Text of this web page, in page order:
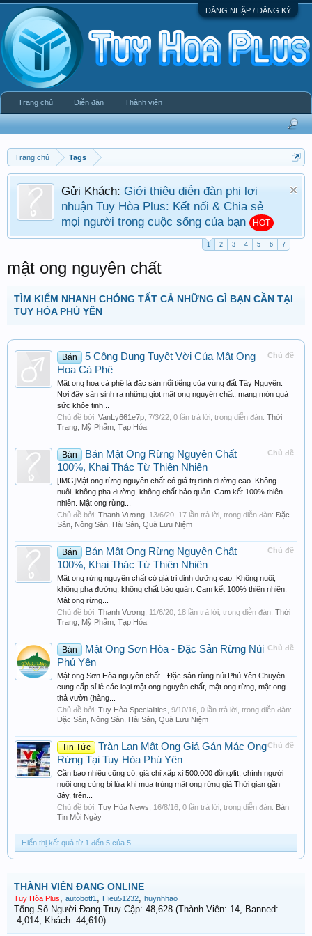
ĐĂNG NHẬP / ĐĂNG KÝ
Trang chủ Tags
Gửi Khách: Giới thiệu diễn đàn phi lợi
nhuận Tuy Hòa Plus: Kết nối & Chia sẻ
mọi người trong cuộc sống của bạn
HOT
1 2 3 4 5 6 7
mật ong nguyên chất
TÌM KIẾM NHANH CHÓNG TẤT CẢ NHỮNG GÌ BẠN CẦN TẠI
TUY HÒA PHÚ YÊN
Chủ đề
Bán
5 Công Dụng Tuyệt Vời Của Mật Ong
Hoa Cà Phê
Mật ong hoa cà phê là đặc sản nổi tiếng của vùng đất Tây Nguyên.
Nơi đây sản sinh ra những giọt mật ong nguyên chất, mang món quà
sức khỏe tinh...
Chủ đề bởi: VanLy661e7p 7/3/22 , 0 lần trả lời, trong diễn đàn: Thời
Trang, Mỹ Phẩm, Tạp Hóa
Chủ đề
Bán
Bán Mật Ong Rừng Nguyên Chất
100%, Khai Thác Từ Thiên Nhiên
[IMG]Mật ong rừng nguyên chất có giá trị dinh dưỡng cao. Không
nuôi, không pha đường, không chất bảo quản. Cam kết 100% thiên
nhiên. Mật ong rừng...
Chủ đề bởi: Thanh Vương 13/6/20 , 17 lần trả lời, trong diễn đàn: Đặc
Sản, Nông Sản, Hải Sản, Quà Lưu Niệm
Chủ đề
Bán
Bán Mật Ong Rừng Nguyên Chất
100%, Khai Thác Từ Thiên Nhiên
Mật ong rừng nguyên chất có giá trị dinh dưỡng cao. Không nuôi,
không pha đường, không chất bảo quản. Cam kết 100% thiên nhiên.
Mật ong rừng...
Chủ đề bởi: Thanh Vương 11/6/20 , 18 lần trả lời, trong diễn đàn: Thời
Trang, Mỹ Phẩm, Tạp Hóa
Chủ đề
Bán
Mật Ong Sơn Hòa - Đặc Sản Rừng Núi
Phú Yên
Mật ong Sơn Hòa nguyên chất - Đặc sản rừng núi Phú Yên Chuyên
cung cấp sỉ lẻ các loại mật ong nguyên chất, mật ong rừng, mật ong
thả vườn (hàng...
Chủ đề bởi: Tuy Hòa Specialities 9/10/16 , 0 lần trả lời, trong diễn đàn:
Đặc Sản, Nông Sản, Hải Sản, Quà Lưu Niệm
Chủ đề
Tin Tức
Tràn Lan Mật Ong Giả Gán Mác Ong
Rừng Tại Tuy Hòa Phú Yên
Cần bao nhiêu cũng có, giá chỉ xấp xỉ 500.000 đồng/lít, chính người
nuôi ong cũng bị lừa khi mua trúng mật ong rừng giả Thời gian gần
đây, trên...
Chủ đề bởi: Tuy Hòa News 16/8/16 , 0 lần trả lời, trong diễn đàn: Bản
Tin Mỗi Ngày
Hiển thị kết quả từ 1 đến 5 của 5
THÀNH VIÊN ĐANG ONLINE
Tuy Hòa Plus, autobotf1 , Hieu51232, huynhhao
Tổng Số Người Đang Truy Cập: 48,628 (Thành Viên: 14, Banned:
-4,014, Khách: 44,610)
Trang chủ Diễn đàn Thành viên